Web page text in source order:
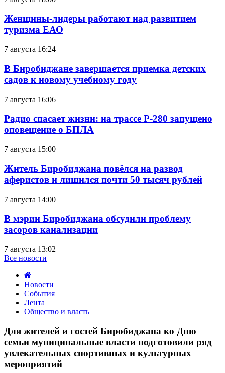
Женщины-лидеры работают над развитием
туризма ЕАО
7 августа 16:24
В Биробиджане завершается приемка детских
садов к новому учебному году
7 августа 16:06
Радио спасает жизни: на трассе Р-280 запущено
оповещение о БПЛА
7 августа 15:00
Житель Биробиджана повёлся на развод
аферистов и лишился почти 50 тысяч рублей
7 августа 14:00
В мэрии Биробиджана обсудили проблему
засоров канализации
7 августа 13:02
Все новости
Новости
События
Лента
Общество и власть
жителей
гостей
Биробиджана
ко
Для жителей и гостей Биробиджана ко Дню
семьи муниципальные власти подготовили ряд
увлекательных спортивных и культурных
мероприятий